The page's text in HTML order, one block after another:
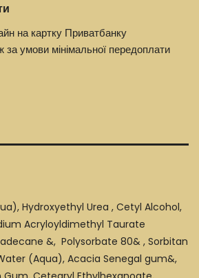
на картку Приватбанку
умови мінімальної передоплати
Hydroxyethyl Urea , Cetyl Alcohol,
Acryloyldimethyl Taurate
&, Polysorbate 80& , Sorbitan
(Aqua), Acacia Senegal gum&,